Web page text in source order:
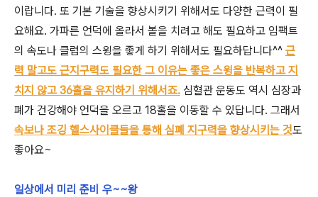
이랍니다. 또 기본 기술을 향상시키기 위해서도 다양한 근력이 필
요해요. 가파른 언덕에 올라서 볼을 치려고 해도 필요하고 임팩트
의 속도나 클럽의 스윙을 좋게 하기 위해서도 필요하답니다^^ 근
력 말고도 근지구력도 필요한 그 이유는 좋은 스윙을 반복하고 지
치지 않고 36홀을 유지하기 위해서죠. 심혈관 운동도 역시 심장과
폐가 건강해야 언덕을 오르고 18홀을 이동할 수 있답니다. 그래서
속보나 조깅 헬스사이클들을 통해 심폐 지구력을 향상시키는 것도
좋아요~
일상에서 미리 준비 우~~왕